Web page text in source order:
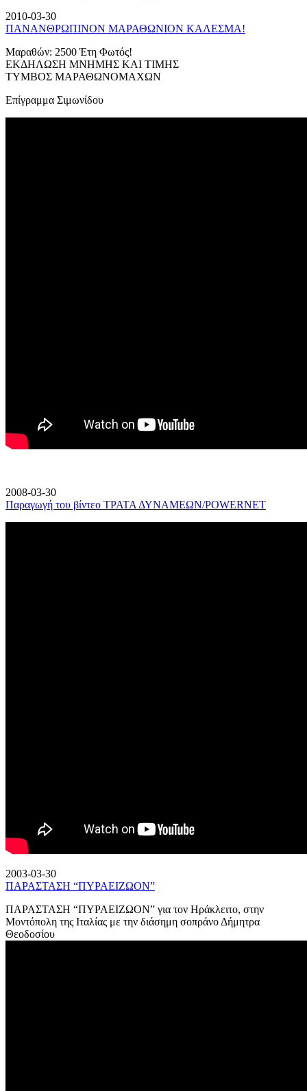
2010-03-30
ΠΑΝΑΝΘΡΩΠΙΝΟΝ ΜΑΡΑΘΩΝΙΟΝ ΚΑΛΕΣΜΑ!
Μαραθών: 2500 Έτη Φωτός!
ΕΚΔΗΛΩΣΗ ΜΝΗΜΗΣ ΚΑΙ ΤΙΜΗΣ
ΤΥΜΒΟΣ ΜΑΡΑΘΩΝΟΜΑΧΩΝ
Επίγραμμα Σιμωνίδου
2008-03-30
Παραγωγή του βίντεο ΤΡΑΤΑ ΔΥΝΑΜΕΩΝ/POWERNET
2003-03-30
ΠΑΡΑΣΤΑΣΗ “ΠΥΡΑΕΙΖΩΟΝ”
ΠΑΡΑΣΤΑΣΗ “ΠΥΡΑΕΙΖΩΟΝ” για τον Ηράκλειτο, στην
Μοντόπολη της Ιταλίας με την διάσημη σοπράνο Δήμητρα
Θεοδοσίου